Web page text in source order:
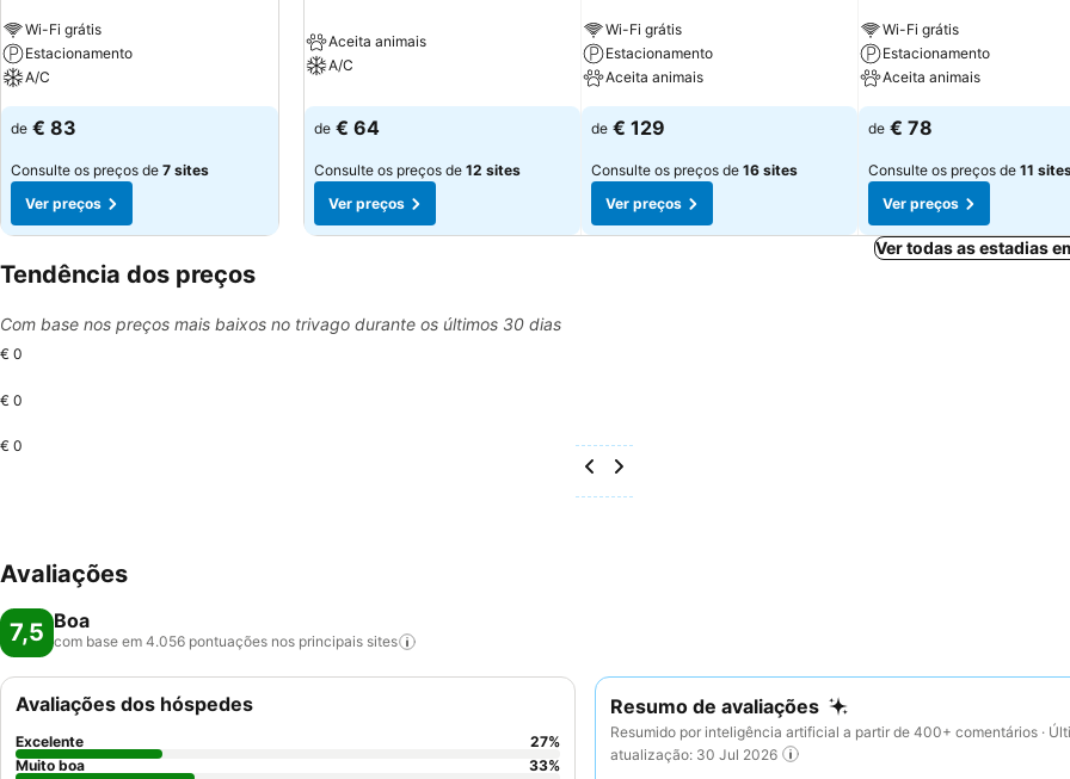
Wi-Fi grátis
Estacionamento
A/C
de € 83
Consulte os preços de 7 sites
Ver preços
Aceita animais
A/C
de € 64
Consulte os preços de 12 sites
Ver preços
Wi-Fi grátis
Estacionamento
Aceita animais
de € 129
Consulte os preços de 16 sites
Ver preços
Wi-Fi grátis
Estacionamento
Aceita animais
de € 78
Consulte os preços de 11
Ver preços
Ver todas as estadias
Tendência dos preços
Com base nos preços mais baixos no trivago durante os últimos 30 dias
€ 0
€ 0
€ 0
Avaliações
7,5 Boa
com base em 4.056 pontuações nos principais sites
Resumo de avaliações
Resumido por inteligência artificial a partir de 400+ comentários ·
atualização: 30 Jul 2026
Avaliações dos hóspedes
Excelente 27%
Muito boa
33%